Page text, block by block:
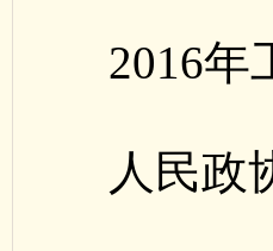
2016年
人民政